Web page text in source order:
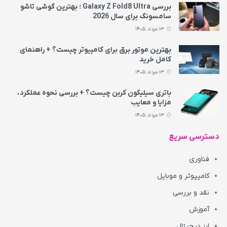
بررسی Galaxy Z Fold8 Ultra ؛ بهترین گوشی تاشو
سامسونگ برای سال 2026
بهترین موتور برق برای کامپیوتر چیست؟ + راهنمای
کامل خرید
باتری سیلیکون کربن چیست؟ + بررسی نحوه عملکرد،
مزایا و معایب
دسترسی سریع
فناوری
کامپیوتر و موبایل
نقد و بررسی
آموزش